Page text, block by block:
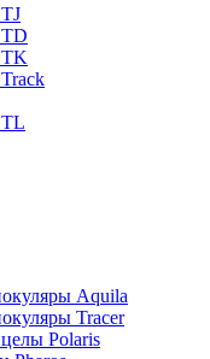
Aquila
Tracer
Polaris